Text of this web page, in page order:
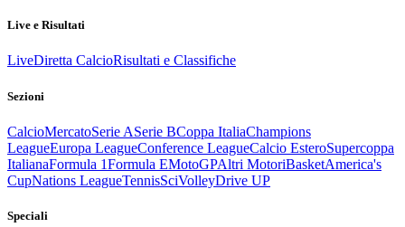
Live e Risultati
LiveDiretta CalcioRisultati e Classifiche
Sezioni
CalcioMercatoSerie ASerie BCoppa ItaliaChampions
LeagueEuropa LeagueConference LeagueCalcio EsteroSupercoppa
ItalianaFormula 1Formula EMotoGPAltri MotoriBasketAmerica's
CupNations LeagueTennisSciVolleyDrive UP
Speciali